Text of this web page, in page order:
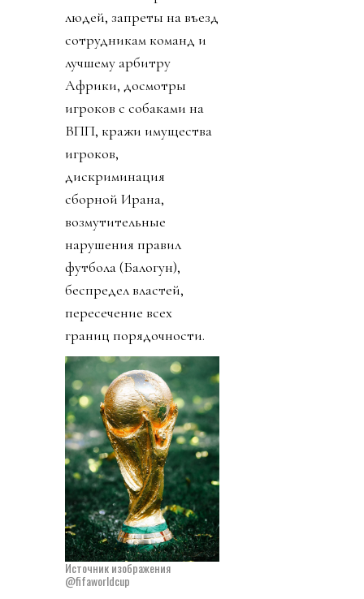
людей, запреты на въезд
сотрудникам команд и
лучшему арбитру
Африки, досмотры
игроков с собаками на
ВПП, кражи имущества
игроков,
дискриминация
сборной Ирана,
возмутительные
нарушения правил
футбола (Балогун),
беспредел властей,
пересечение всех
границ порядочности.
Источник изображения
@fifaworldcup